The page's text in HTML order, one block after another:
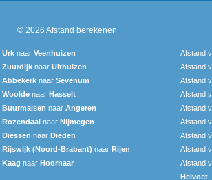
© 2026 Afstand berekenen
Urk naar Veenhuizen Afstand
Zuurdijk naar Uithuizen Afstand
Abbekerk naar Sevenum Afstand
Woolde naar Hasselt Afstand
Buurmalsen naar Angeren Afstand
Rozendaal naar Nijmegen Afstand
Diessen naar Dieden Afstand
Rijswijk (Noord-Brabant) naar Rijen Afstand
Kaag naar Hoornaar Afstand
Helvoet